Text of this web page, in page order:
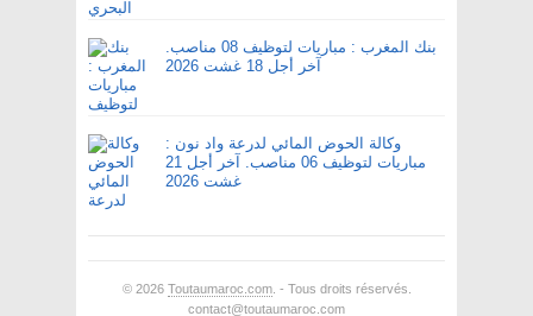
بنك المغرب : مباريات لتوظيف 08 مناصب.
آخر أجل 18 غشت 2026
وكالة الحوض المائي لدرعة واد نون :
مباريات لتوظيف 06 مناصب. آخر أجل 21
غشت 2026
© 2026 Toutaumaroc.com. - Tous droits réservés.
contact@toutaumaroc.com